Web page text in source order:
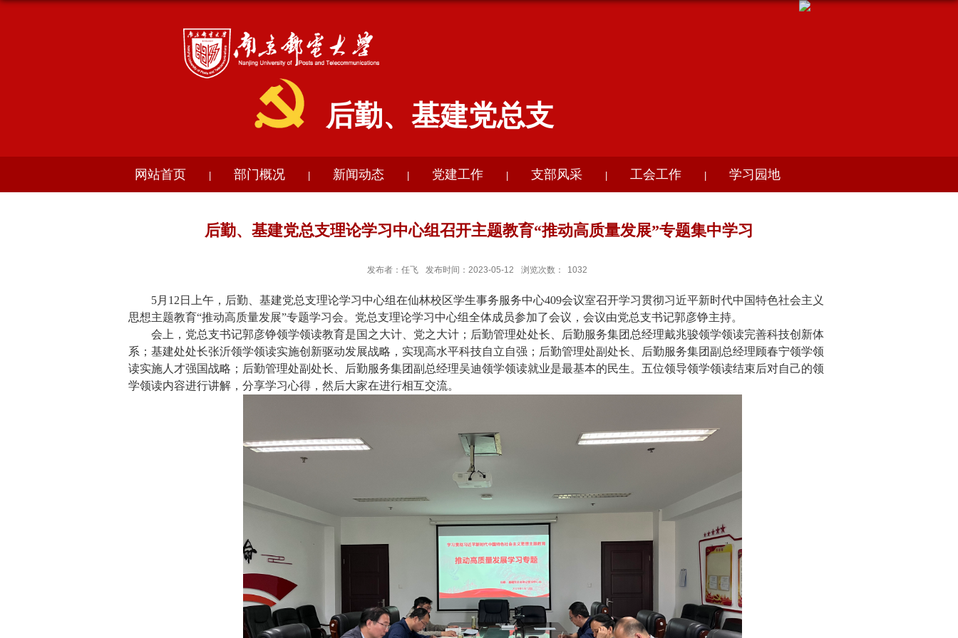
后勤、基建党总支
网站首页 部门概况 新闻动态 党建工作 支部风采 工会工作 学习园地
后勤、基建党总支理论学习中心组召开主题教育“推动高质量发展”专题集中学习
发布者：任飞 发布时间：2023-05-12 浏览次数： 1032
5月 12 日上午，后勤、基建党总支理论学习中心组在仙林校区学生事务服务中心409会议室召开学习贯彻习近平新时代中国特色社会主义
思想主题教育“推动高质量发展”专题学习会。党总支理论学习中心组全体成员参加了会议，会议由党总支书记郭彦铮主持。
会上，党总支书记郭彦铮领学领读教育是国之大计、党之大计；后勤管理处处长、后勤服务集团总经理戴兆骏领学领读完善科技创新体
系；基建处处长张沂领学领读实施创新驱动发展战略，实现高水平科技自立自强；后勤管理处副处长、后勤服务集团副总经理顾春宁领学领
读实施人才强国战略；后勤管理处副处长、后勤服务集团副总经理吴迪领学领读就业是最基本的民生。五位领导领学领读结束后对自己的领
学领读内容进行讲解，分享学习心得，然后大家在进行相互交流。